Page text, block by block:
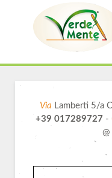
Via Lamberti 5/a
+39 017289727 -